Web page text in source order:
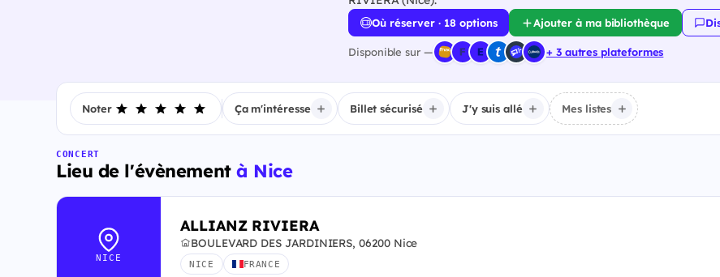
Où réserver · 18 options Ajouter à ma bibliothèque
Disponible sur — + 3 autres plateformes
Noter Ça m'intéresse Billet sécurisé J'y suis allé Mes listes
CONCERT
Lieu de l'évènementà Nice
NICE
ALLIANZ RIVIERA
BOULEVARD DES JARDINIERS, 06200 Nice
NICE FRANCE